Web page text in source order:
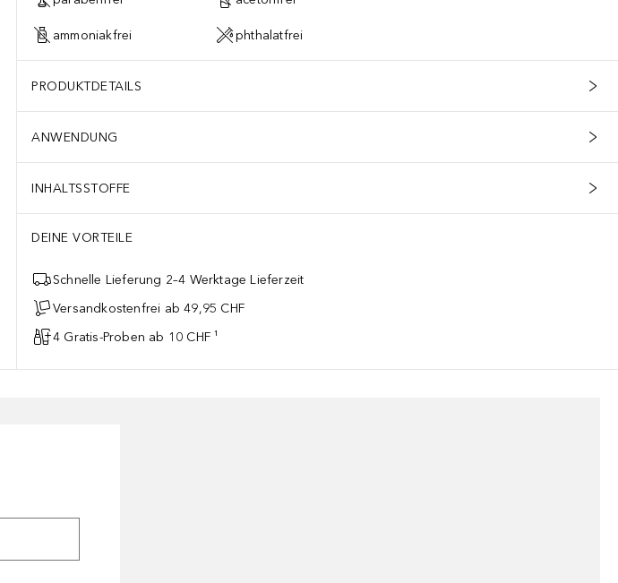
ammoniakfrei phthalatfrei
PRODUKTDETAILS
ANWENDUNG
INHALTSSTOFFE
DEINE VORTEILE
Schnelle Lieferung 2–4 Werktage Lieferzeit
Versandkostenfrei ab 49,95 CHF
4 Gratis-Proben ab 10 CHF ¹